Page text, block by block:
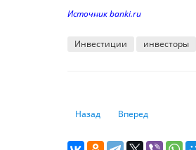
Источник banki.ru
Инвестиции инвесторы
Предыдущий: Российский
Назад Следующий: В
Вперед